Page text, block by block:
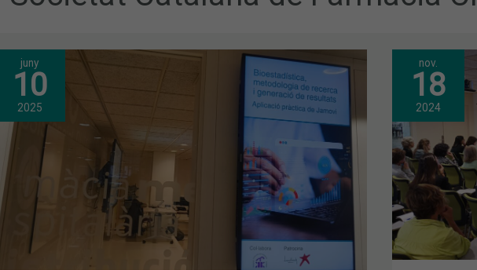
juny
10
2025
“BIOESTADÍSTICA,
METODOLOGIA
DE
RECERCA
I
GENERACIÓ
RESULTATS.
APLICACIÓ
PRÀCTICA
DE
JAMOVI”,
NOVA
FORMACIÓ
AL
COFB
nov.
18
2024
VISIÓ
DEL
NOU
CURS
A
I